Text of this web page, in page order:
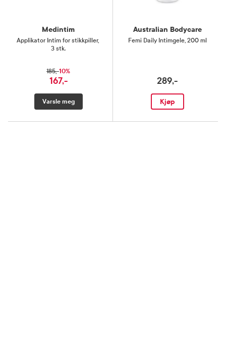
Medintim
Applikator Intim for stikkpiller,
3 stk.
185,-10%
167,-
Varsle meg
Australian Bodycare
Femi Daily Intimgele, 200 ml
289,-
Kjøp